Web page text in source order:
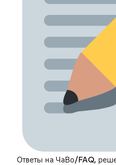
Ответы на ЧаВо/FAQ,